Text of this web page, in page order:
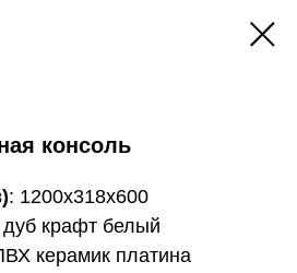
консоль
: 1200х318х600
крафт белый
керамик платина